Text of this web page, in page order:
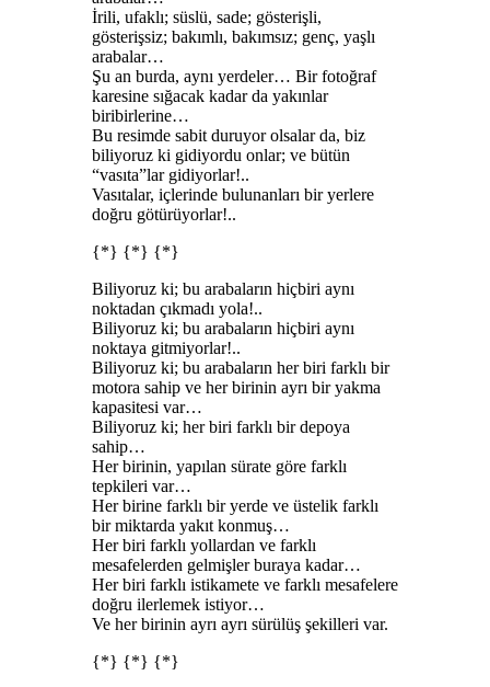
İrili, ufaklı; süslü, sade; gösterişli,
gösterişsiz; bakımlı, bakımsız; genç, yaşlı
arabalar…
Şu an burda, aynı yerdeler… Bir fotoğraf
karesine sığacak kadar da yakınlar
biribirlerine…
Bu resimde sabit duruyor olsalar da, biz
biliyoruz ki gidiyordu onlar; ve bütün
“vasıta”lar gidiyorlar!..
Vasıtalar, içlerinde bulunanları bir yerlere
doğru götürüyorlar!..
{*} {*} {*}
Biliyoruz ki; bu arabaların hiçbiri aynı
noktadan çıkmadı yola!..
Biliyoruz ki; bu arabaların hiçbiri aynı
noktaya gitmiyorlar!..
Biliyoruz ki; bu arabaların her biri farklı bir
motora sahip ve her birinin ayrı bir yakma
kapasitesi var…
Biliyoruz ki; her biri farklı bir depoya
sahip…
Her birinin, yapılan sürate göre farklı
tepkileri var…
Her birine farklı bir yerde ve üstelik farklı
bir miktarda yakıt konmuş…
Her biri farklı yollardan ve farklı
mesafelerden gelmişler buraya kadar…
Her biri farklı istikamete ve farklı mesafelere
doğru ilerlemek istiyor…
Ve her birinin ayrı ayrı sürülüş şekilleri var.
{*} {*} {*}